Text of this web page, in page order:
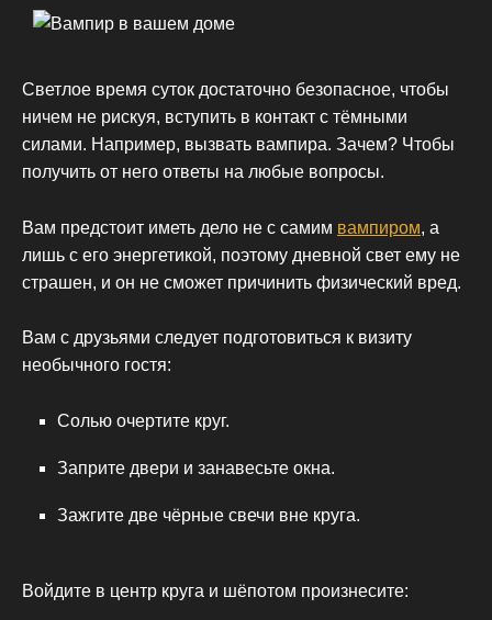
Светлое время суток достаточно безопасное, чтобы
ничем не рискуя, вступить в контакт с тёмными
силами. Например, вызвать вампира. Зачем? Чтобы
получить от него ответы на любые вопросы.
Вам предстоит иметь дело не с самим вампиром, а
лишь с его энергетикой, поэтому дневной свет ему не
страшен, и он не сможет причинить физический вред.
Вам с друзьями следует подготовиться к визиту
необычного гостя:
Солью очертите круг.
Заприте двери и занавесьте окна.
Зажгите две чёрные свечи вне круга.
Войдите в центр круга и шёпотом произнесите: